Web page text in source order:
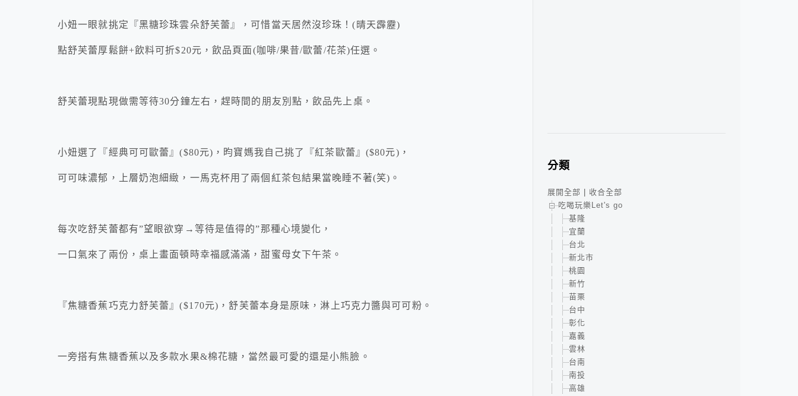
小妞一眼就挑定『黑糖珍珠雲朵舒芙蕾』，可惜當天居然沒珍珠！(晴天霹靂)
點舒芙蕾厚鬆餅+飲料可折$20元，飲品頁面(咖啡/果昔/歐蕾/花茶)任選。
舒芙蕾現點現做需等待30分鐘左右，趕時間的朋友別點，飲品先上桌。
小妞選了『經典可可歐蕾』($80元)，昀寶媽我自己挑了『紅茶歐蕾』($80元)，
可可味濃郁，上層奶泡細緻，一馬克杯用了兩個紅茶包結果當晚睡不著(笑)。
每次吃舒芙蕾都有”望眼欲穿→等待是值得的”那種心境變化，
一口氣來了兩份，桌上畫面頓時幸福感滿滿，甜蜜母女下午茶。
『焦糖香蕉巧克力舒芙蕾』($170元)，舒芙蕾本身是原味，淋上巧克力醬與可可粉。
一旁搭有焦糖香蕉以及多款水果&棉花糖，當然最可愛的還是小熊臉。
分類
展開全部
收合全部
吃喝玩樂Let's go
基隆
宜蘭
台北
新北市
桃園
新竹
苗栗
台中
彰化
嘉義
雲林
台南
南投
高雄